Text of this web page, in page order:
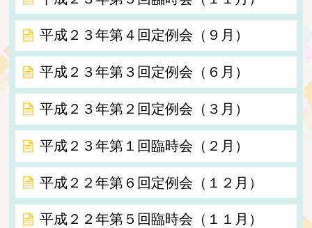
平成２３年第４回定例会（９月）
平成２３年第３回定例会（６月）
平成２３年第２回定例会（３月）
平成２３年第１回臨時会（２月）
平成２２年第６回定例会（１２月）
平成２２年第５回臨時会（１１月）